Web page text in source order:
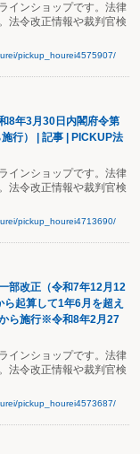
インショップです。法律
法令改正情報や裁判官検
pickup_hourei4575907/
8年3月30日内閣府令第
行） | 記事 | PICKUP法
インショップです。法律
法令改正情報や裁判官検
pickup_hourei4713690/
部改正（令和7年12月12
起算して1年6月を超え
ら施行※令和8年2月27
インショップです。法律
法令改正情報や裁判官検
pickup_hourei4573687/